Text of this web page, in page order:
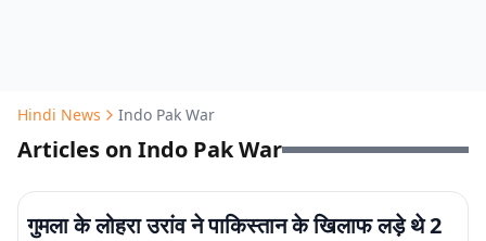
Hindi News Indo Pak War
Articles on Indo Pak War
गुमला के लोहरा उरांव ने पाकिस्तान के खिलाफ लड़े थे 2